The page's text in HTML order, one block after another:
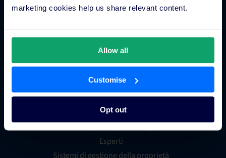
marketing cookies help us share relevant content.
Allow all
Customise
Opt out
Interazioni con gli ospiti
App store per hotel
Integrazioni
Esperti
Sistemi di gestione della proprietà